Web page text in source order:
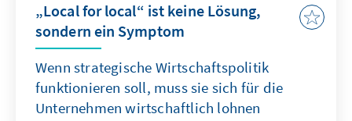
„Local for local“ ist keine Lösung,
sondern ein Symptom
Wenn strategische Wirtschaftspolitik
funktionieren soll, muss sie sich für die
Unternehmen wirtschaftlich lohnen